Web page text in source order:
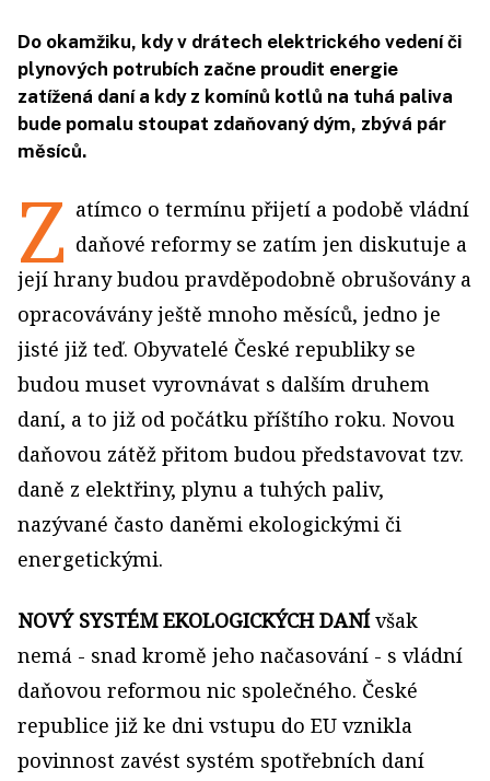
Do okamžiku, kdy v drátech elektrického vedení či
plynových potrubích začne proudit energie
zatížená daní a kdy z komínů kotlů na tuhá paliva
bude pomalu stoupat zdaňovaný dým, zbývá pár
měsíců.
Z atímco o termínu přijetí a podobě vládní
daňové reformy se zatím jen diskutuje a
její hrany budou pravděpodobně obrušovány a
opracovávány ještě mnoho měsíců, jedno je
jisté již teď. Obyvatelé České republiky se
budou muset vyrovnávat s dalším druhem
daní, a to již od počátku příštího roku. Novou
daňovou zátěž přitom budou představovat tzv.
daně z elektřiny, plynu a tuhých paliv,
nazývané často daněmi ekologickými či
energetickými.
NOVÝ SYSTÉM EKOLOGICKÝCH DANÍvšak
nemá - snad kromě jeho načasování - s vládní
daňovou reformou nic společného. České
republice již ke dni vstupu do EU vznikla
povinnost zavést systém spotřebních daní